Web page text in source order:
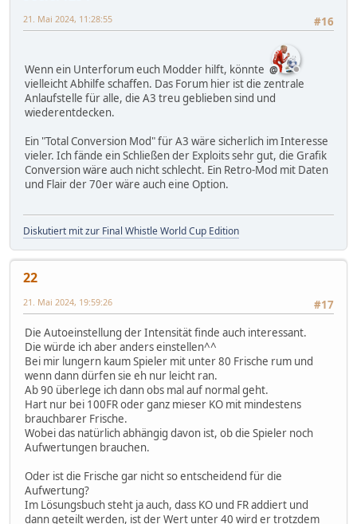
#16
21. Mai 2024, 11:28:55
Wenn ein Unterforum euch Modder hilft, könnte
vielleicht Abhilfe schaffen. Das Forum hier ist die zentrale
Anlaufstelle für alle, die A3 treu geblieben sind und
wiederentdecken.
Ein "Total Conversion Mod" für A3 wäre sicherlich im Interesse
vieler. Ich fände ein Schließen der Exploits sehr gut, die Grafik
Conversion wäre auch nicht schlecht. Ein Retro-Mod mit Daten
und Flair der 70er wäre auch eine Option.
Diskutiert mit zur Final Whistle World Cup Edition
22
#17
21. Mai 2024, 19:59:26
Die Autoeinstellung der Intensität finde auch interessant.
Die würde ich aber anders einstellen^^
Bei mir lungern kaum Spieler mit unter 80 Frische rum und
wenn dann dürfen sie eh nur leicht ran.
Ab 90 überlege ich dann obs mal auf normal geht.
Hart nur bei 100FR oder ganz mieser KO mit mindestens
brauchbarer Frische.
Wobei das natürlich abhängig davon ist, ob die Spieler noch
Aufwertungen brauchen.
Oder ist die Frische gar nicht so entscheidend für die
Aufwertung?
Im Lösungsbuch steht ja auch, dass KO und FR addiert und
dann geteilt werden, ist der Wert unter 40 wird er trotzdem